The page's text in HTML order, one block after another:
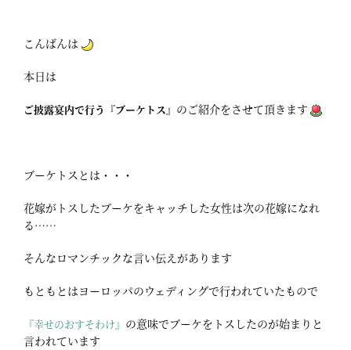
こんばんは
本日は
ご披露宴内で行う『ブーケトス』 のご紹介をさせて頂きます
ブーケトスとは・・・
花嫁がトスしたブーケをキャッチした女性は次の花嫁になれ
る……
そんなロマンチックな言い伝えがあります
もともとはヨーロッパのウェディングで行われていたもので
『幸せのおすそわけ』 の意味でブーケをトスしたのが始まりと
言われています